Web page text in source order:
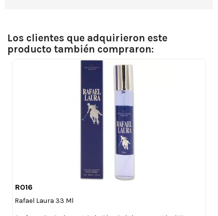
Los clientes que adquirieron este
producto también compraron:
R016
Rafael Laura 33 Ml